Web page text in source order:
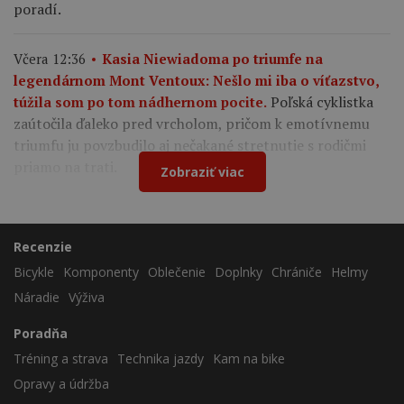
poradí.
Včera 12:36
Kasia Niewiadoma po triumfe na
legendárnom Mont Ventoux: Nešlo mi iba o víťazstvo,
túžila som po tom nádhernom pocite. Poľská cyklistka
zaútočila ďaleko pred vrcholom, pričom k emotívnemu
triumfu ju povzbudilo aj nečakané stretnutie s rodičmi
Zobraziť viac
Recenzie
Bicykle
Komponenty Oblečenie Doplnky Chrániče
Helmy
Náradie Výživa
Poradňa
Tréning a strava
Technika jazdy
Kam na bike
Opravy a údržba